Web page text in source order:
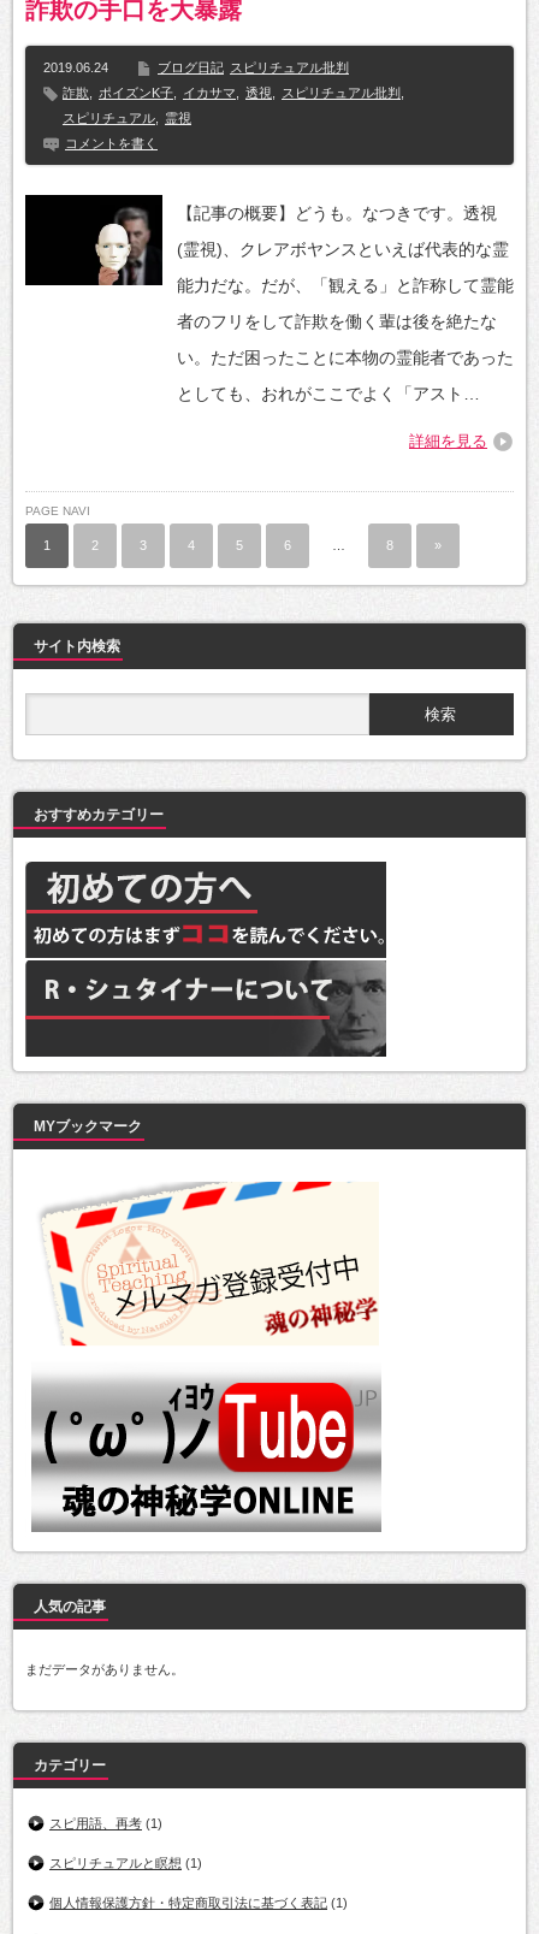
詐欺の手口を大暴露
2019.06.24 ブログ日記 スピリチュアル批判
詐欺
ポイズンK子 イカサマ 透視 スピリチュアル批判
スピリチュアル
霊視
コメントを書く
【記事の概要】どうも。なつきです。透視
(霊視)、クレアボヤンスといえば代表的な霊
能力だな。だが、「観える」と詐称して霊能
者のフリをして詐欺を働く輩は後を絶たな
い。ただ困ったことに本物の霊能者であった
としても、おれがここでよく「アスト…
詳細を見る
PAGE NAVI
1 2 3 4 5 6 8 »
サイト内検索
おすすめカテゴリー
MYブックマーク
人気の記事
まだデータがありません。
カテゴリー
スピ用語、再考 (1)
スピリチュアルと瞑想 (1)
個人情報保護方針・特定商取引法に基づく表記 (1)